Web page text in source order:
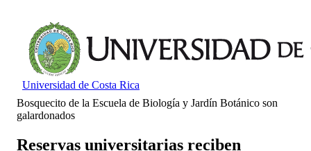
Universidad de Costa Rica
Bosquecito de la Escuela de Biología y Jardín Botánico son
galardonados
Reservas universitarias reciben